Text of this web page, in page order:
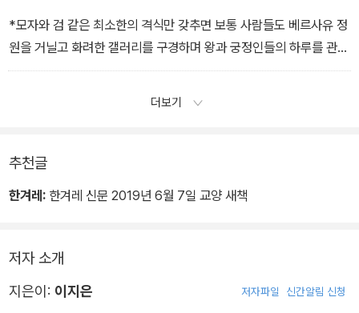
트레무아유 공작 집안은 삼대가 궁내관을 물려가며 맡았다. 그동
안 가문의권위는 궁내관이라는 자리 때문에 저절로 지켜졌다. *마찬
원되는 기상절차를 치르는 이유는 *귀족에게 자리를 만들어주고, *
*조직이 정교해지고 직책이 세분화될수록 그 안에 들어간 사람들
은 옴짝달싹 못하게 된다. **대기업에서 직책을 나누고, 직책에 따
*모자와 검 같은 최소한의 격식만 갖추면 보통 사람들도 베르사유 정
원을 거닐고 화려한 갤러리를 구경하며 왕과 궁정인들의 하루를 관찰
할 수 있었다.
권세가 있어야 의관을 갖추고 겨우 궁궐에 출입할 수 있었던 우리와
들에게 왕은 만인의 아버지였다.
더보기
추천글
한겨레: 한겨레 신문 2019년 6월 7일 교양 새책
저자 소개
지은이: 이지은 저자파일 신간알림 신청